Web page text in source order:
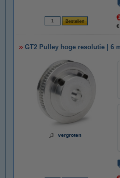
GT2 Pulley hoge resolutie | 6
vergroten